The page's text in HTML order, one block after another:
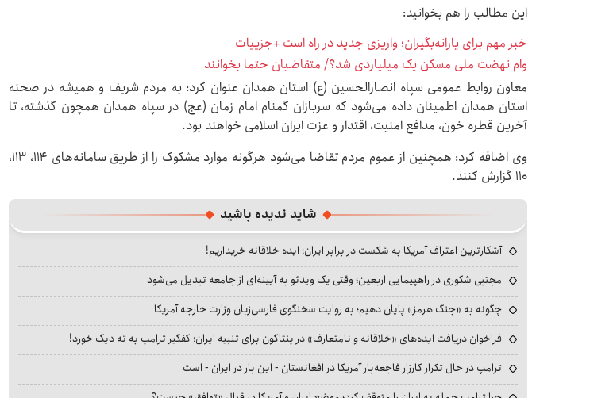
این مطالب را هم بخوانید:
خبر مهم برای یارانه‌بگیران؛ واریزی جدید در راه است +جزییات
وام نهضت ملی مسکن یک میلیاردی شد؟/ متقاضیان حتما بخوانند
معاون روابط عمومی سپاه انصارالحسین (ع) استان همدان عنوان کرد: به مردم شریف و همیشه در صحنه
استان همدان اطمینان داده می‌شود که سربازان گمنام امام زمان (عج) در سپاه همدان همچون گذشته، تا
آخرین قطره خون، مدافع امنیت، اقتدار و عزت ایران اسلامی خواهند بود.
وی اضافه کرد: همچنین از عموم مردم تقاضا می‌شود هرگونه موارد مشکوک را از طریق سامانه‌های ۱۱۴، ۱۱۳،
۱۱۰ گزارش کنند.
شاید ندیده باشید
آشکارترین اعتراف آمریکا به شکست در برابر ایران؛ ایده خلاقانه خریداریم!
مجتبی شکوری در راهپیمایی اربعین؛ وقتی یک ویدئو به آیینه‌ای از جامعه تبدیل می‌شود
چگونه به «جنگ هرمز» پایان دهیم؛ به روایت سخنگوی فارسی‌زبان وزارت خارجه آمریکا
فراخوان دریافت ایده‌های «خلاقانه و نامتعارف» در پنتاگون برای تنبیه ایران؛ کفگیر ترامپ به ته دیگ خورد!
ترامپ در حال تکرار کارزار فاجعه‌بار آمریکا در افغانستان - این بار در ایران - است